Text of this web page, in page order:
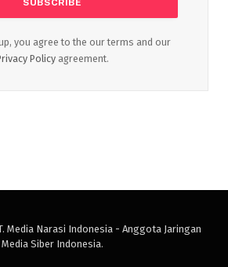
you agree to the our terms and our
Policy agreement.
Media Narasi Indonesia - Anggota Jaringan
Media Siber Indonesia.